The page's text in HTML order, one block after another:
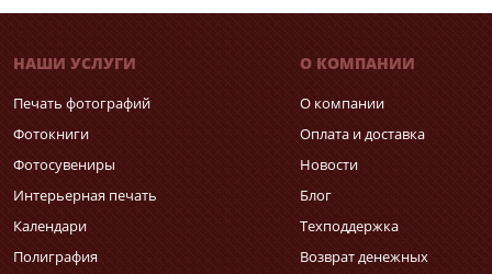
НАШИ УСЛУГИ
Печать фотографий
Фотокниги
Фотосувениры
Интерьерная печать
Календари
Полиграфия
О КОМПАНИИ
О компании
Оплата и доставка
Новости
Блог
Техподдержка
Возврат денежных